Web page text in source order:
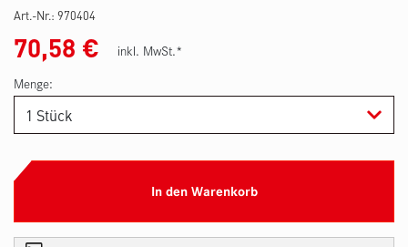
Art.-Nr.: 970404
70,58 €
inkl. MwSt.*
Menge:
In den Warenkorb